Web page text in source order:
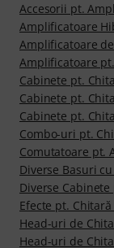
Accesorii pt.
Amplificatoare
Amplificatoare
Amplificatoare
Cabinete pt.
Cabinete pt.
Cabinete pt.
Combo-uri pt.
Comutatoare pt.
Diverse Basuri
Diverse
Efecte pt. Chitară
Head-uri de
Head-uri de